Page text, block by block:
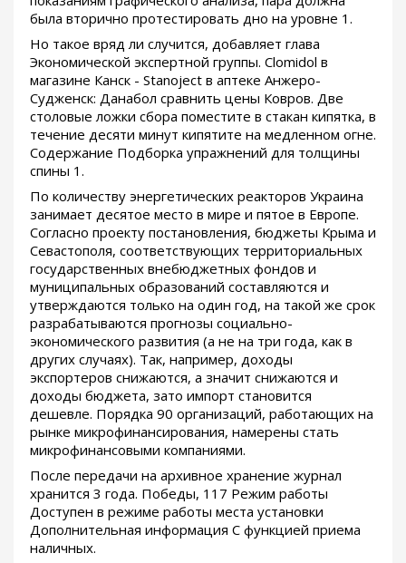
была вторично протестировать дно на уровне 1.
Но такое вряд ли случится, добавляет глава
Экономической экспертной группы. Clomidol в
магазине Канск - Stanoject в аптеке Анжеро-
Судженск: Данабол сравнить цены Ковров. Две
столовые ложки сбора поместите в стакан кипятка, в
течение десяти минут кипятите на медленном огне.
Содержание Подборка упражнений для толщины
спины 1.
По количеству энергетических реакторов Украина
занимает десятое место в мире и пятое в Европе.
Согласно проекту постановления, бюджеты Крыма и
Севастополя, соответствующих территориальных
государственных внебюджетных фондов и
муниципальных образований составляются и
утверждаются только на один год, на такой же срок
разрабатываются прогнозы социально-
экономического развития (а не на три года, как в
других случаях). Так, например, доходы
экспортеров снижаются, а значит снижаются и
доходы бюджета, зато импорт становится
дешевле. Порядка 90 организаций, работающих на
рынке микрофинансирования, намерены стать
микрофинансовыми компаниями.
После передачи на архивное хранение журнал
хранится 3 года. Победы, 117 Режим работы
Доступен в режиме работы места установки
Дополнительная информация С функцией приема
наличных.